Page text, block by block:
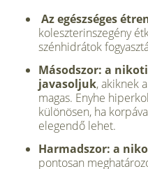
Az egészséges
koleszterinszegény
szénhidrátok
Másodszor: a
javasoljuk, akiknek
magas. Enyhe
különösen, ha
elegendő lehet.
Harmadszor: a
pontosan